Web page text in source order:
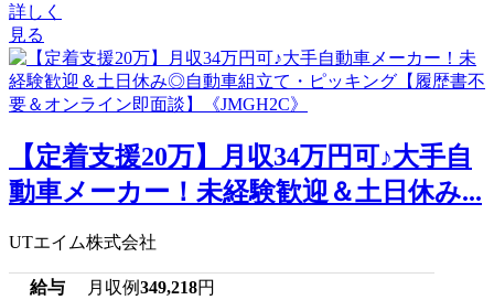
詳しく
見る
【定着支援20万】月収34万円可♪大手自
動車メーカー！未経験歓迎＆土日休み...
UTエイム株式会社
給与 月収例349,218円